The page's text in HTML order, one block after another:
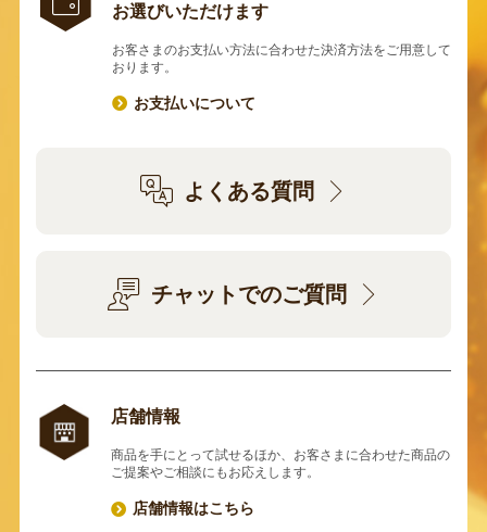
お選びいただけます
お客さまのお支払い方法に合わせた決済方法をご用意して
おります。
お支払いについて
よくある質問
チャットでのご質問
店舗情報
商品を手にとって試せるほか、お客さまに合わせた商品の
ご提案やご相談にもお応えします。
店舗情報はこちら